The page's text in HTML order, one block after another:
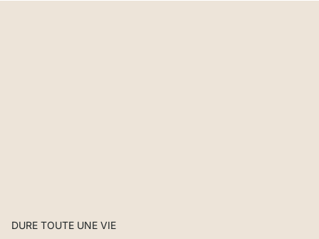
DURE TOUTE UNE VIE